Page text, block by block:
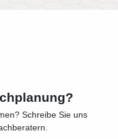
Schreibe Sie uns